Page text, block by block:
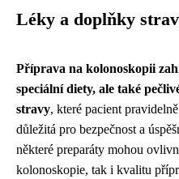
Léky a doplňky
Příprava na kolonoskopii
speciální diety, ale také
stravy, které pacient
důležitá pro bezpečnost a
některé preparáty mohou
kolonoskopie, tak i kvalitu